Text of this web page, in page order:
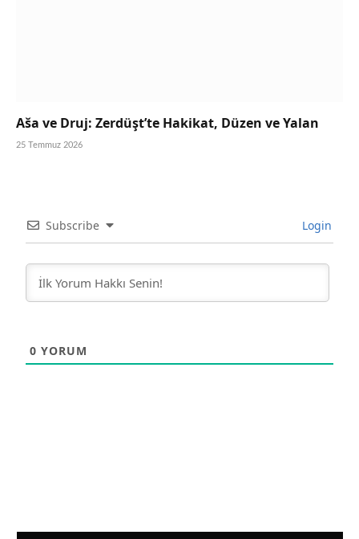
Aša ve Druj: Zerdüşt’te Hakikat, Düzen ve Yalan
25 Temmuz 2026
Subscribe Login
0 YORUM